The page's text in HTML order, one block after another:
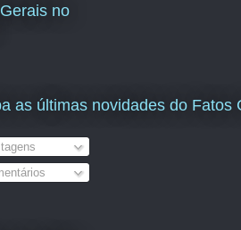
no
as últimas novidades do Fatos